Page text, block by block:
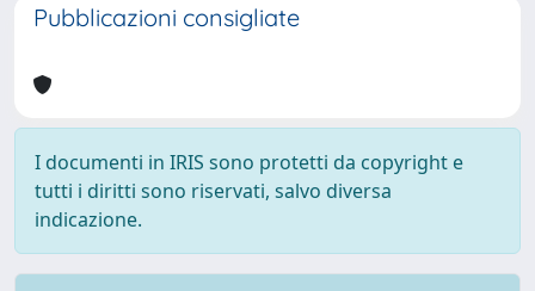
Pubblicazioni consigliate
I documenti in IRIS sono protetti da copyright e
tutti i diritti sono riservati, salvo diversa
indicazione.